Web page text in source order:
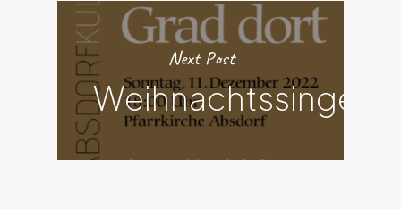
Next Post
Weihnachtssingen